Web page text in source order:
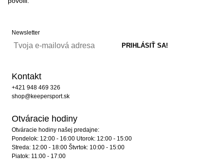
Newsletter
Kontakt
+421 948 469 326
shop@keepersport.sk
Otváracie hodiny
Otváracie hodiny našej predajne:
Pondelok: 12:00 - 16:00 Utorok: 12:00 - 15:00
Streda: 12:00 - 18:00 Štvrtok: 10:00 - 15:00
Piatok: 11:00 - 17:00